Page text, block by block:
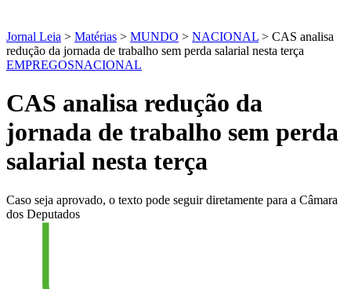
Jornal Leia > Matérias > MUNDO > NACIONAL > CAS analisa
redução da jornada de trabalho sem perda salarial nesta terça
EMPREGOSNACIONAL
CAS analisa redução da
jornada de trabalho sem perda
salarial nesta terça
Caso seja aprovado, o texto pode seguir diretamente para a Câmara
dos Deputados